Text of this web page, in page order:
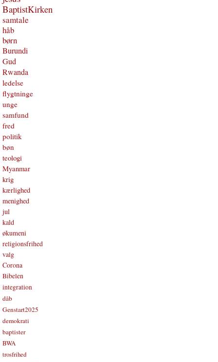
BaptistKirken
samtale
håb
børn
Burundi
Gud
Rwanda
ledelse
flygtninge
unge
samfund
fred
politik
bøn
teologi
Myanmar
krig
kærlighed
menighed
jul
kald
økumeni
religionsfrihed
valg
Corona
Bibelen
integration
dåb
Genstart2025
demokrati
baptister
BWA
trosfrihed